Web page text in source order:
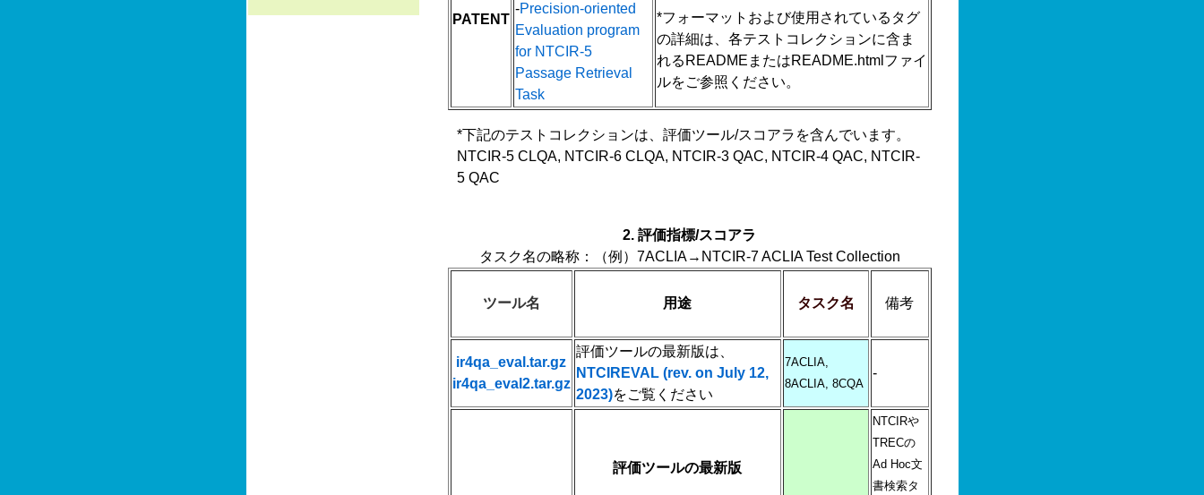
PATENT
-Precision-oriented
Evaluation program
for NTCIR-5
Passage Retrieval
Task
*フォーマットおよび使用されているタグ
の詳細は、各テストコレクションに含ま
れるREADMEまたはREADME.htmlファイ
ルをご参照ください。
*下記のテストコレクションは、評価ツール/スコアラを含んでいます。
NTCIR-5 CLQA, NTCIR-6 CLQA, NTCIR-3 QAC, NTCIR-4 QAC, NTCIR-
5 QAC
2. 評価指標/スコアラ
タスク名の略称：（例）7ACLIA→NTCIR-7 ACLIA Test Collection
ツール名 用途 タスク名 備考
ir4qa_eval.tar.gz
ir4qa_eval2.tar.gz
評価ツールの最新版は、
NTCIREVAL (rev. on July 12,
2023)をご覧ください
7ACLIA,
8ACLIA, 8CQA
-
評価ツールの最新版
NTCIRや
TRECの
Ad Hoc文
書検索タ